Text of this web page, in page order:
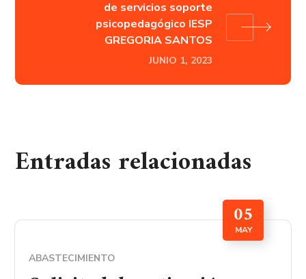
de servicios soporte
psicopedagógico IESP
GREGORIA SANTOS
JUNIO 1, 2023
Entradas relacionadas
05
MAY
ABASTECIMIENTO